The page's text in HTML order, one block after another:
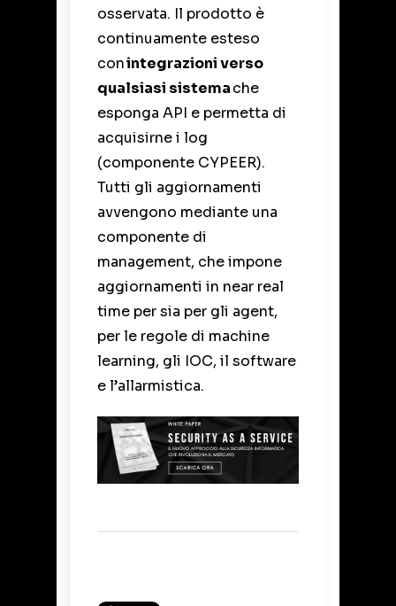
osservata. Il prodotto è
continuamente esteso
conintegrazioni verso
qualsiasi sistemache
esponga API e permetta di
acquisirne i log
(componente CYPEER).
Tutti gli aggiornamenti
avvengono mediante una
componente di
management, che impone
aggiornamenti in near real
time per sia per gli agent,
per le regole di machine
learning, gli IOC, il software
e l’allarmistica.